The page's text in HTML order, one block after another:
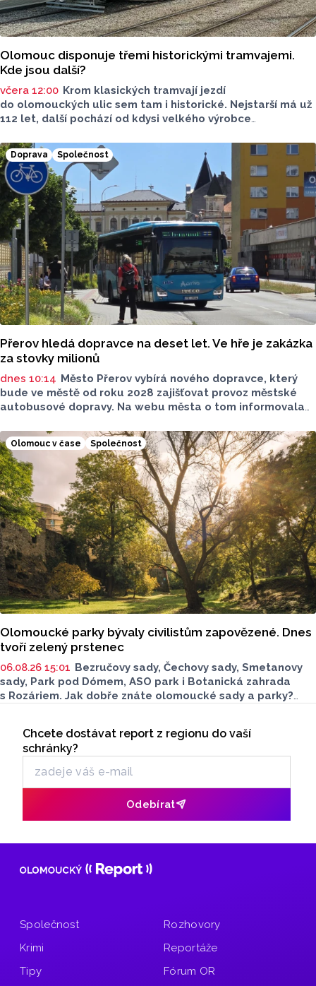
Olomouc disponuje třemi historickými tramvajemi.
Kde jsou další?
včera 12:00 Krom klasických tramvají jezdí
do olomouckých ulic sem tam i historické. Nejstarší má už
112 let, další pochází od kdysi velkého výrobce
jezdily v krajském městě, jsou na jiných místech, třeba
v brněnském depozitáři.
Doprava Společnost
Přerov hledá dopravce na deset let. Ve hře je zakázka
za stovky milionů
dnes 10:14 Město Přerov vybírá nového dopravce, který
bude ve městě od roku 2028 zajišťovat provoz městské
autobusové dopravy. Na webu města o tom informovala
zakázky, podle ní, na srpnové schůzi rozhodli radní.
Smlouvu s novým dopravcem chce město uzavřít na deset
let.
Olomouc v čase Společnost
Olomoucké parky bývaly civilistům zapovězené. Dnes
tvoří zelený prstenec
06.08.26 15:01 Bezručovy sady, Čechovy sady, Smetanovy
sady, Park pod Dómem, ASO park i Botanická zahrada
s Rozáriem. Jak dobře znáte olomoucké sady a parky?
Odběr newsletteru
Chcete dostávat report z regionu do vaší
schránky?
Odebírat
Společnost
Krimi
Tipy
Rozhovory
Reportáže
Fórum OR